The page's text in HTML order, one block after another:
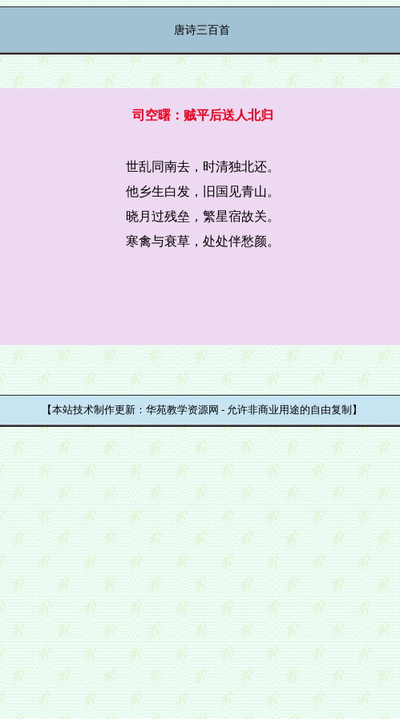
唐诗三百首
司空曙：贼平后送人北归
世乱同南去，时清独北还。
他乡生白发，旧国见青山。
晓月过残垒，繁星宿故关。
寒禽与衰草，处处伴愁颜。
【本站技术制作更新：华苑教学资源网 - 允许非商业用途的自由复制】